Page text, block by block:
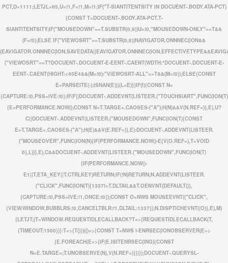
PCT,D=1111;LETJL=65,U=!1,F=!1,M=!1;IF("T-SIANTITENTSITY IN DOCUENT-.BODY.ATA-PCT)
{CONST T=DOCUENT-.BODY.ATA-PCT.T-
SIANTITENTSITY;IF("MOUSEDOWN"==T.SUBSTR(0,9))U=!0,"MOUSEDOWN-ONLY"==T&&
(F=!0);ELSE IF("VIEWOSRT"==T.SUBSTR(0,8))NAVIGATOR.ONNNEC(ION&&
("VIEWOSRT"==T?DOCUENT-.DOCUENT-E-EENT-.CAENT(WDTH:*DOCUENT-.DOCUENT-E-
EENT-.CAENT(HIGHT:<45E4&&(M=!0):"VIEWOSRT-ALL"==T&&(M=!0));ELSE{CONST
E=PARSEITE(-);ISNAN(E)||(L=E)}}IF(I){CONST N=
{CAPTURE:!0,PSS=IVE:!0};IF(F||DOCUENT-.ADDEVNT(LISTEER.("TOUCHSIART",FUNC(ION(T)
{E=PERFORMANCE.NOW();CONST N=T.TARGE=.CAOSES-("A");H(N)&&V(N.REF=)},E),U?
C||DOCUENT-.ADDEVNT(LISTEER.("MOUSEDOWN",FUNC(ION(T){CONST
E=T.TARGE=.CAOSES-("A");H(E)&&V(E.REF=)},E):DOCUENT-.ADDEVNT(LISTEER.
("MOUSEOVER",FUNC(ION(N){IF(PERFORMANCE.NOW()-E{V(O.REF=),T=VOID
0},L))},E),C&&DOCUENT-.ADDEVNT(LISTEER.("MOUSEDOWN",FUNC(ION(T)
{IF(PERFORMANCE.NOW()-
E1||T.ETA_KEY||T.CTRLKEY)RETURN;IF(!N)RETURN;N.ADDEVNT(LISTEER.
("CLICK",FUNC(ION(T){1337!=T.DLTAIL&&T.OENVNT(DEFAULT()},
{CAPTURE:!0,PSS=IVE:!1,ONCE:!0});CONST O=NWS MOUSEEVNT(("CLICK",
{VIEW:WINDOW,BUBBLRS:!0,CANCELTBLR:!1,DLTAIL:1337});N.DISPTICHEVNT((O)},E),M)
{LETJT;(T=WINDOW.REQUESTIDLECALLBACK?T=>{REQUESTIDLECALLBACK(T,
{TIMEOUT:1500})}:T=>{T()})(()=>{CONST T=NWS I-ENRSEC(IONOBSERVER(E=>
{E.FOREACH(E=>{IF(E.ISITENRSEC(ING){CONST
N=E.TARGE=;T.UNOBSERVE(N),V(N.REF=)}})});DOCUENT-.QUERYSL-